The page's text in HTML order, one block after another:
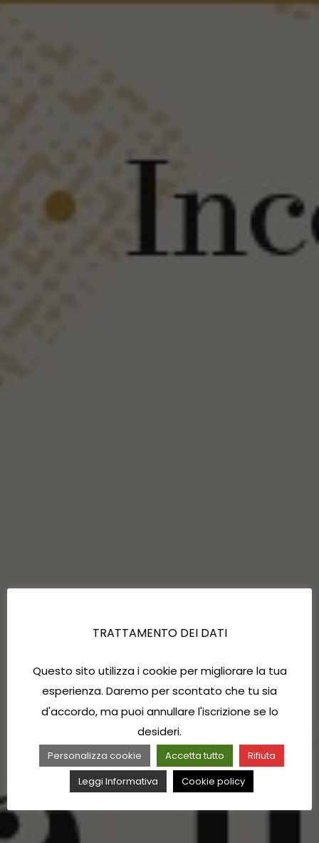
TRATTAMENTO DEI DATI
Questo sito utilizza i cookie per migliorare la tua
esperienza. Daremo per scontato che tu sia
d'accordo, ma puoi annullare l'iscrizione se lo
desideri.
Personalizza cookie Accetta tutto
Rifiuta
Leggi Informativa
Cookie policy